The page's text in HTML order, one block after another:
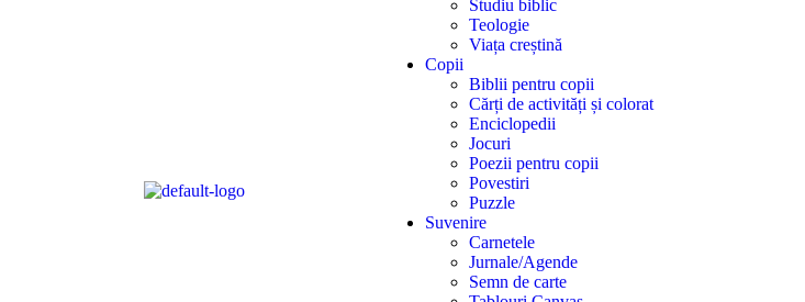
Studiu biblic
Teologie
Viața creștină
Copii
Biblii pentru copii
Cărți de activități și colorat
Enciclopedii
Jocuri
Poezii pentru copii
Povestiri
Puzzle
Suvenire
Carnetele
Jurnale/Agende
Semn de carte